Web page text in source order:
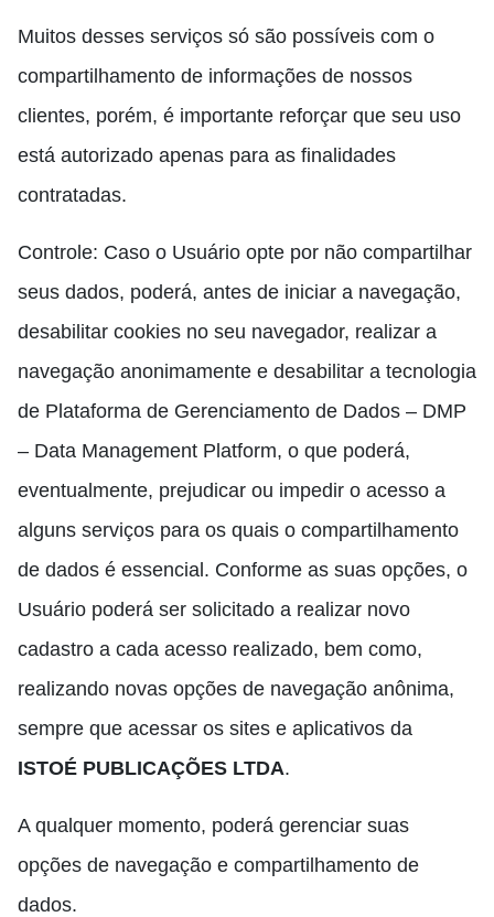
Muitos desses serviços só são possíveis com o
compartilhamento de informações de nossos
clientes, porém, é importante reforçar que seu uso
está autorizado apenas para as finalidades
contratadas.
Controle: Caso o Usuário opte por não compartilhar
seus dados, poderá, antes de iniciar a navegação,
desabilitar cookies no seu navegador, realizar a
navegação anonimamente e desabilitar a tecnologia
de Plataforma de Gerenciamento de Dados – DMP
– Data Management Platform, o que poderá,
eventualmente, prejudicar ou impedir o acesso a
alguns serviços para os quais o compartilhamento
de dados é essencial. Conforme as suas opções, o
Usuário poderá ser solicitado a realizar novo
cadastro a cada acesso realizado, bem como,
realizando novas opções de navegação anônima,
sempre que acessar os sites e aplicativos da
ISTOÉ PUBLICAÇÕES LTDA.
A qualquer momento, poderá gerenciar suas
opções de navegação e compartilhamento de
dados.